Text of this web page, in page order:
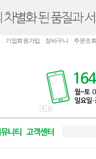
기업회원가입 장바구니 주문조회